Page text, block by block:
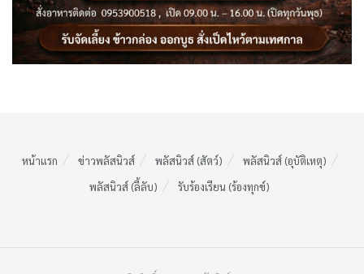
หน้าแรก ข่าวพลัสนิวส์ พลัสนิวส์ (สัตว์)
พลัสนิวส์ (อุบัติเหตุ)
พลัสนิวส์ (ลี้ลับ)
รับร้องเรียน (ร้องทุกข์)